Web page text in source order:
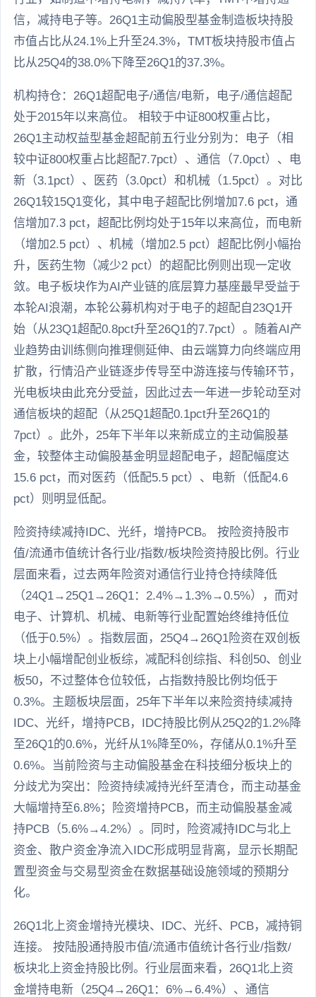
信，减持电子等。26Q1主动偏股型基金制造板块持股
市值占比从24.1%上升至24.3%，TMT板块持股市值占
比从25Q4的38.0%下降至26Q1的37.3%。
机构持仓：26Q1超配电子/通信/电新，电子/通信超配
处于2015年以来高位。 相较于中证800权重占比，
26Q1主动权益型基金超配前五行业分别为：电子（相
较中证800权重占比超配7.7pct）、通信（7.0pct）、电
新（3.1pct）、医药（3.0pct）和机械（1.5pct）。对比
26Q1较15Q1变化，其中电子超配比例增加7.6 pct，通
信增加7.3 pct，超配比例均处于15年以来高位，而电新
（增加2.5 pct）、机械（增加2.5 pct）超配比例小幅抬
升，医药生物（减少2 pct）的超配比例则出现一定收
敛。电子板块作为AI产业链的底层算力基座最早受益于
本轮AI浪潮，本轮公募机构对于电子的超配自23Q1开
始（从23Q1超配0.8pct升至26Q1的7.7pct）。随着AI产
业趋势由训练侧向推理侧延伸、由云端算力向终端应用
扩散，行情沿产业链逐步传导至中游连接与传输环节，
光电板块由此充分受益，因此过去一年进一步轮动至对
通信板块的超配（从25Q1超配0.1pct升至26Q1的
7pct）。此外，25年下半年以来新成立的主动偏股基
金，较整体主动偏股基金明显超配电子，超配幅度达
15.6 pct，而对医药（低配5.5 pct）、电新（低配4.6
pct）则明显低配。
险资持续减持IDC、光纤，增持PCB。 按险资持股市
值/流通市值统计各行业/指数/板块险资持股比例。行业
层面来看，过去两年险资对通信行业持仓持续降低
（24Q1→25Q1→26Q1：2.4%→1.3%→0.5%），而对
电子、计算机、机械、电新等行业配置始终维持低位
（低于0.5%）。指数层面，25Q4→26Q1险资在双创板
块上小幅增配创业板综，减配科创综指、科创50、创业
板50，不过整体仓位较低，占指数持股比例均低于
0.3%。主题板块层面，25年下半年以来险资持续减持
IDC、光纤，增持PCB，IDC持股比例从25Q2的1.2%降
至26Q1的0.6%，光纤从1%降至0%，存储从0.1%升至
0.6%。当前险资与主动偏股基金在科技细分板块上的
分歧尤为突出：险资持续减持光纤至清仓，而主动基金
大幅增持至6.8%；险资增持PCB，而主动偏股基金减
持PCB（5.6%→4.2%）。同时，险资减持IDC与北上
资金、散户资金净流入IDC形成明显背离，显示长期配
置型资金与交易型资金在数据基础设施领域的预期分
化。
26Q1北上资金增持光模块、IDC、光纤、PCB，减持铜
连接。 按陆股通持股市值/流通市值统计各行业/指数/
板块北上资金持股比例。行业层面来看，26Q1北上资
金增持电新（25Q4→26Q1：6%→6.4%）、通信